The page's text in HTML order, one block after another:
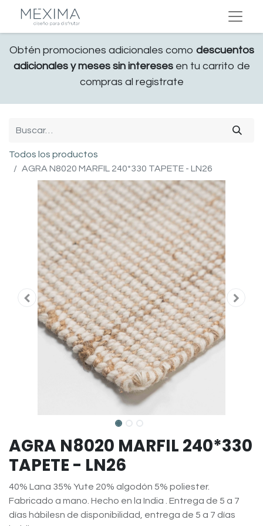
Obtén promociones adicionales como descuentos
adicionales y meses sin interesesen tu carrito de
compras al registrate
Todos los productos
AGRA N8020 MARFIL 240*330 TAPETE - LN26
AGRA N8020 MARFIL 240*330
TAPETE - LN26
40% Lana 35% Yute 20% algodón 5% poliester.
Fabricado a mano. Hecho en la India . Entrega de 5 a 7
días hábilesn de disponibilidad, entrega de 5 a 7 días